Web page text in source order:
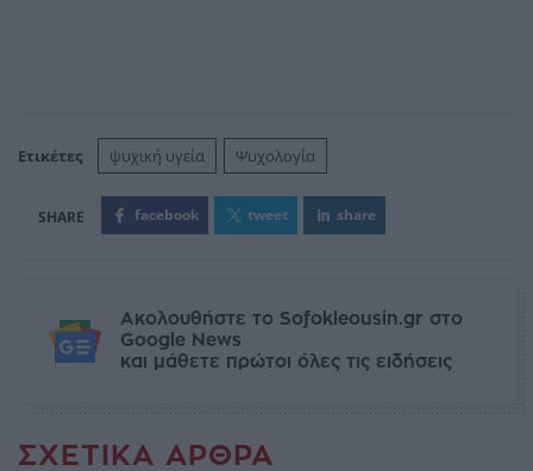
Ετικέτες ψυχική υγεία Ψυχολογία
facebook tweet share
Ακολουθήστε το Sofokleousin.gr στο
Google News
και μάθετε πρώτοι όλες τις ειδήσεις
ΣΧΕΤΙΚΆ ΆΡΘΡΑ